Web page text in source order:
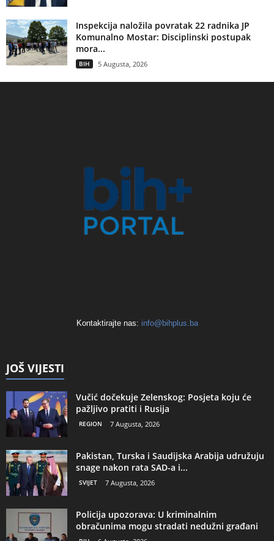
Inspekcija naložila povratak 22 radnika JP
Komunalno Mostar: Disciplinski postupak
mora...
BIH 5 Augusta, 2026
Kontaktirajte nas: info@bihplus.ba
JOŠ VIJESTI
Vučić dočekuje Zelenskog: Posjeta koju će
pažljivo pratiti i Rusija
REGION 7 Augusta, 2026
Pakistan, Turska i Saudijska Arabija udružuju
snage nakon rata SAD-a i...
SVIJET 7 Augusta, 2026
Policija upozorava: U kriminalnim
obračunima mogu stradati nedužni građani